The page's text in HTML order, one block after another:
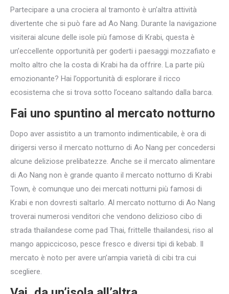
Partecipare a una crociera al tramonto è un’altra attività
divertente che si può fare ad Ao Nang. Durante la navigazione
visiterai alcune delle isole più famose di Krabi, questa è
un’eccellente opportunità per goderti i paesaggi mozzafiato e
molto altro che la costa di Krabi ha da offrire. La parte più
emozionante? Hai l’opportunità di esplorare il ricco
ecosistema che si trova sotto l’oceano saltando dalla barca.
Fai uno spuntino al mercato notturno
Dopo aver assistito a un tramonto indimenticabile, è ora di
dirigersi verso il mercato notturno di Ao Nang per concedersi
alcune deliziose prelibatezze. Anche se il mercato alimentare
di Ao Nang non è grande quanto il mercato notturno di Krabi
Town, è comunque uno dei mercati notturni più famosi di
Krabi e non dovresti saltarlo. Al mercato notturno di Ao Nang
troverai numerosi venditori che vendono delizioso cibo di
strada thailandese come pad Thai, frittelle thailandesi, riso al
mango appiccicoso, pesce fresco e diversi tipi di kebab. Il
mercato è noto per avere un’ampia varietà di cibi tra cui
scegliere.